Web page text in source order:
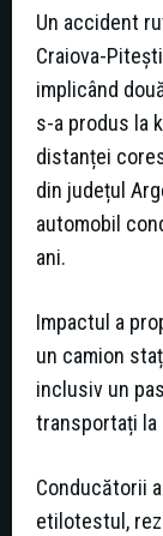
Un accident
Craiova-
implicând
s-a produs la
distanței
din județul
automobil
ani.
Impactul a
un camion
inclusiv un
transportați la
Conducătorii
etilotestul,